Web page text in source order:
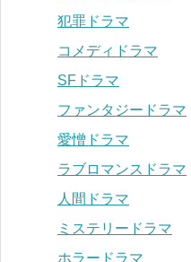
犯罪ドラマ
コメディドラマ
SFドラマ
ファンタジードラマ
愛憎ドラマ
ラブロマンスドラマ
人間ドラマ
ミステリードラマ
ホラードラマ